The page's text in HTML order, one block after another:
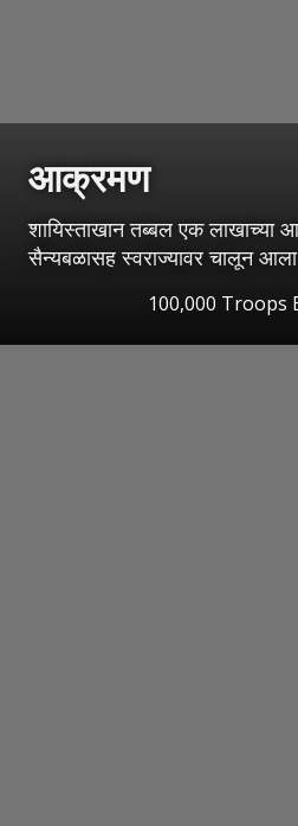
आक्रमण
शायिस्ताखान तब्बल एक लाखाच्या
सैन्यबळासह स्वराज्यावर चालून आला
100,000 Troops